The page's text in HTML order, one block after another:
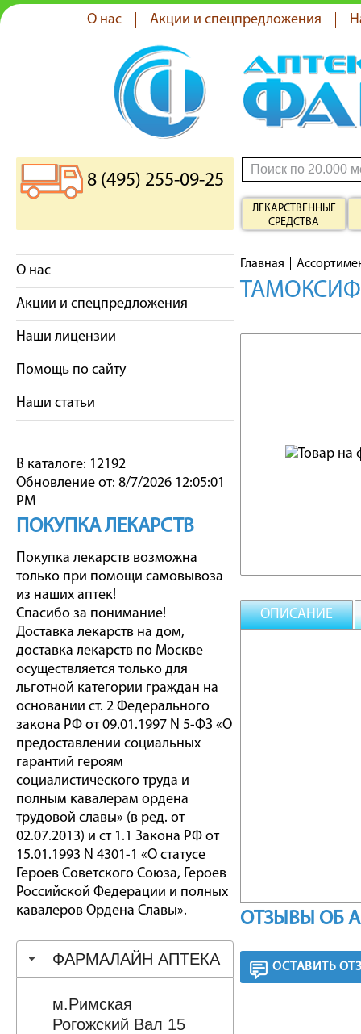
О нас Акции и спецпредложения
8 (495) 255-09-25
ЛЕКАРСТВЕННЫЕ
СРЕДСТВА
О нас
Акции и спецпредложения
Наши лицензии
Помощь по сайту
Наши статьи
В каталоге: 12192
Обновление от: 8/7/2026 12:05:01
PM
ПОКУПКА ЛЕКАРСТВ
Покупка лекарств возможна
только при помощи самовывоза
из наших аптек!
Спасибо за понимание!
Доставка лекарств на дом,
доставка лекарств по Москве
осуществляется только для
льготной категории граждан на
основании ст. 2 Федерального
закона РФ от 09.01.1997 N 5-ФЗ «О
предоставлении социальных
гарантий героям
социалистического труда и
полным кавалерам ордена
трудовой славы» (в ред. от
02.07.2013) и ст 1.1 Закона РФ от
15.01.1993 N 4301-1 «О статусе
Героев Советского Союза, Героев
Российской Федерации и полных
кавалеров Ордена Славы».
ФАРМАЛАЙН АПТЕКА
м.Римская
Рогожский Вал 15
Главная
ОПИСАНИЕ
ОТЗЫВЫ ОБ
ОСТАВИТЬ